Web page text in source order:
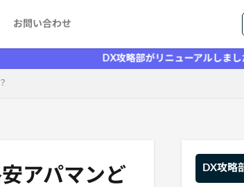
お問い合わせ
DX攻略部がリニューアルしました！
アパマンど
DX攻略